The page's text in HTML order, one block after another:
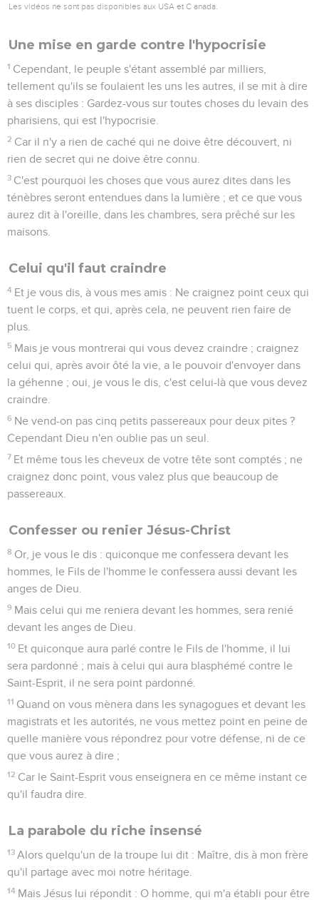
Les vidéos ne sont pas disponibles aux USA et C anada.
Une mise en garde contre l'hypocrisie
1 Cependant, le peuple s'étant assemblé par milliers,
tellement qu'ils se foulaient les uns les autres, il se mit à dire
à ses disciples : Gardez-vous sur toutes choses du levain des
pharisiens, qui est l'hypocrisie.
2 Car il n'y a rien de caché qui ne doive être découvert, ni
rien de secret qui ne doive être connu.
3 C'est pourquoi les choses que vous aurez dites dans les
ténèbres seront entendues dans la lumière ; et ce que vous
aurez dit à l'oreille, dans les chambres, sera prêché sur les
maisons.
Celui qu'il faut craindre
4 Et je vous dis, à vous mes amis : Ne craignez point ceux qui
tuent le corps, et qui, après cela, ne peuvent rien faire de
plus.
5 Mais je vous montrerai qui vous devez craindre ; craignez
celui qui, après avoir ôté la vie, a le pouvoir d'envoyer dans
la géhenne ; oui, je vous le dis, c'est celui-là que vous devez
craindre.
6 Ne vend-on pas cinq petits passereaux pour deux pites ?
Cependant Dieu n'en oublie pas un seul.
7 Et même tous les cheveux de votre tête sont comptés ; ne
craignez donc point, vous valez plus que beaucoup de
passereaux.
Confesser ou renier Jésus-Christ
8 Or, je vous le dis : quiconque me confessera devant les
hommes, le Fils de l'homme le confessera aussi devant les
anges de Dieu.
9 Mais celui qui me reniera devant les hommes, sera renié
devant les anges de Dieu.
10 Et quiconque aura parlé contre le Fils de l'homme, il lui
sera pardonné ; mais à celui qui aura blasphémé contre le
Saint-Esprit, il ne sera point pardonné.
11 Quand on vous mènera dans les synagogues et devant les
magistrats et les autorités, ne vous mettez point en peine de
quelle manière vous répondrez pour votre défense, ni de ce
que vous aurez à dire ;
12 Car le Saint-Esprit vous enseignera en ce même instant ce
qu'il faudra dire.
La parabole du riche insensé
13 Alors quelqu'un de la troupe lui dit : Maître, dis à mon frère
qu'il partage avec moi notre héritage.
14 Mais Jésus lui répondit : O homme, qui m'a établi pour être